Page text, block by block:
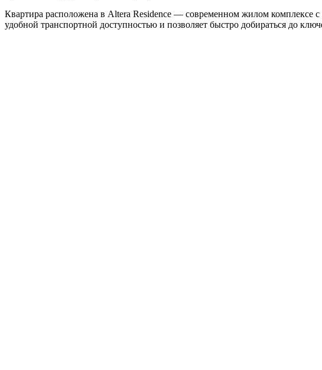
Квартира расположена в Altera Residence — современном жилом комплексе
удобной транспортной доступностью и позволяет быстро добираться до